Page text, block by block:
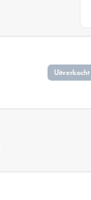
Uitverkocht